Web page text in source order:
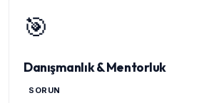
🎯
Danışmanlık & Mentorluk
SORUN